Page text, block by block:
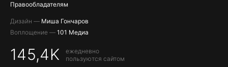
Правообладателям
Дизайн — Миша Гончаров
Воплощение — 101 Медиа
145,4K
ежедневно
пользуются сайтом